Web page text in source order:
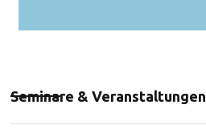
Seminare & Veranstaltungen